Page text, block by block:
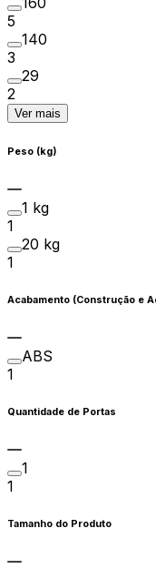
5
140
3
29
2
Ver mais
Peso (kg)
1 kg
1
20 kg
1
Acabamento (Construção e
ABS
1
Quantidade de Portas
1
1
Tamanho do Produto